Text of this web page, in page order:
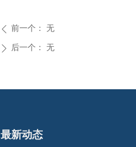
ꄴ 前一个： 无
ꄲ 后一个： 无
最新动态